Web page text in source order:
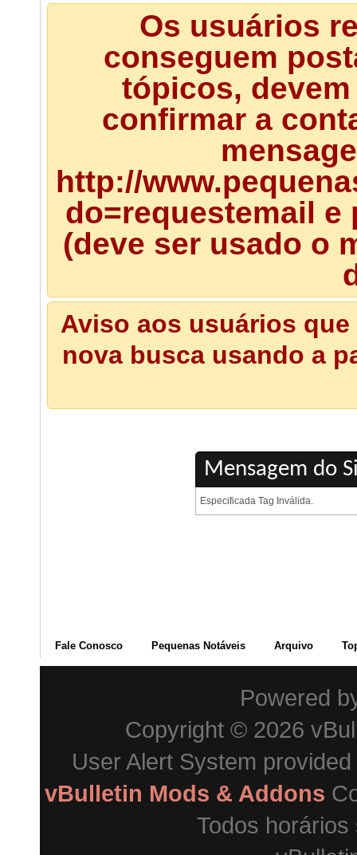
Os usuários
conseguem
tópicos,
confirmar a
http://
do=requestemail
(deve ser usado o
Aviso aos usuários
nova busca usando a
Mensagem do
Especificada Tag Inválida.
Fale Conosco Pequenas Notáveis Arquivo
Powered
Copyright © 2026
User Alert System
vBulletin Mods & Addons
Todos